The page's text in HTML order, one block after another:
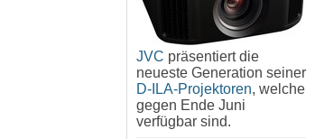
JVC präsentiert die
neueste Generation seiner
D-ILA-Projektoren, welche
gegen Ende Juni
verfügbar sind.